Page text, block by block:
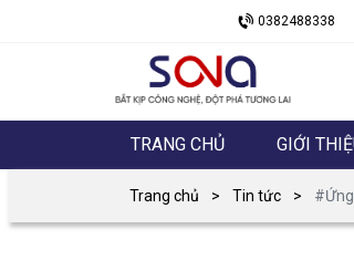
0382488338
TRANG CHỦ GIỚI
Trang chủ Tin tức